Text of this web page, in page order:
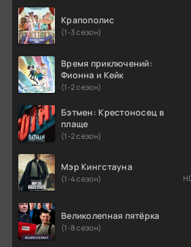
Крапополис
(1-3 сезон)
Время приключений:
Фионна и Кейк
(1-2 сезон)
Бэтмен: Крестоносец в
плаще
(1-2 сезон)
Мэр Кингстауна
(1-4 сезон)
Великолепная пятёрка
(1-8 сезон)